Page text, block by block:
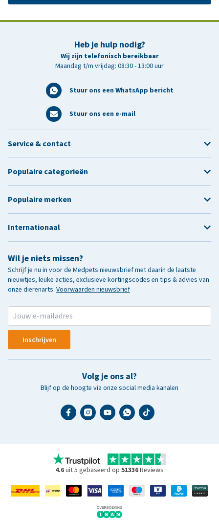
Heb je hulp nodig?
Wij zijn telefonisch bereikbaar
Maandag t/m vrijdag: 08:30 - 13:00 uur
Stuur ons een WhatsApp bericht
Stuur ons een e-mail
Wil je niets missen?
Schrijf je nu in voor de Medpets nieuwsbrief met daarin de laatste
nieuwtjes, leuke acties, exclusieve kortingscodes en tips & advies van
onze dierenarts. Voorwaarden nieuwsbrief
Inschrijven
Volg je ons al?
Blijf op de hoogte via onze social media kanalen
Service & contact
Populaire categorieën
Populaire merken
Internationaal
4.6uit 5 gebaseerd op 51336Reviews